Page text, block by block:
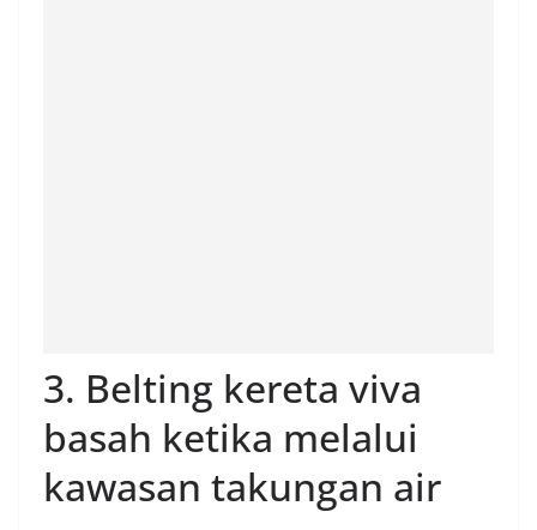
3. Belting kereta viva
basah ketika melalui
kawasan takungan air